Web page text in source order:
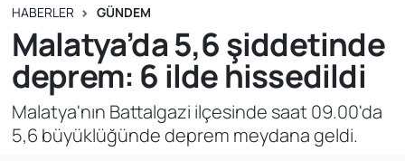
HABERLER GÜNDEM
Malatya’da 5,6 şiddetinde
deprem: 6 ilde hissedildi
Malatya'nın Battalgazi ilçesinde saat 09.00'da
5,6 büyüklüğünde deprem meydana geldi.
EĞİTİM
YAŞAM
SİYASET
ASAYİŞ
Süper Lig Puan Durumu ve Fikstür
Tüm Manşetler
Son Dakika Haberleri
Haber Arşivi